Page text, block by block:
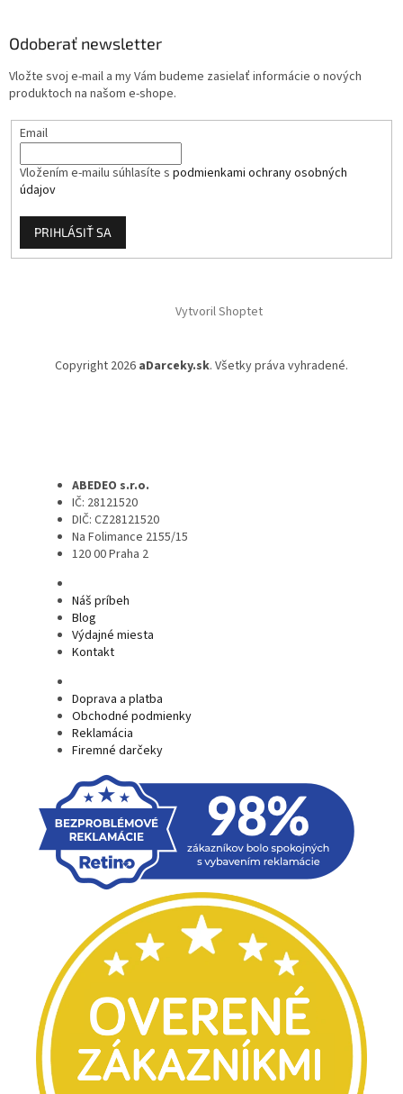
Odoberať newsletter
Vložte svoj e-mail a my Vám budeme zasielať informácie o nových
produktoch na našom e-shope.
Email
Vložením e-mailu súhlasíte s podmienkami ochrany osobných
údajov
PRIHLÁSIŤ SA
Vytvoril Shoptet
Copyright 2026 aDarceky.sk. Všetky práva vyhradené.
ABEDEO s.r.o.
IČ: 28121520
DIČ: CZ28121520
Na Folimance 2155/15
120 00 Praha 2
Náš príbeh
Blog
Výdajné miesta
Kontakt
Doprava a platba
Obchodné podmienky
Reklamácia
Firemné darčeky